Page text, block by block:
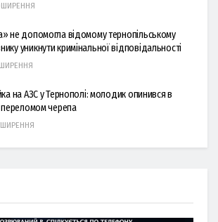
не допомогла відомому тернопільському
уникнути кримінальної відповідальності
на АЗС у Тернополі: молодик опинився в
переломом черепа